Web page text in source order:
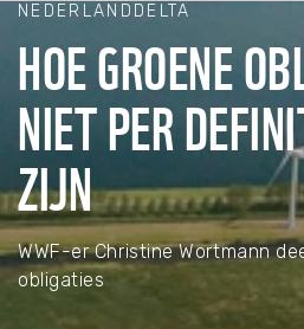
Christine Wortmann
NEDERLANDDELTA
HOE GROENE
NIET PER
ZIJN
WWF-er Christine Wortmann
obligaties
Steun de natuur
Alles over steunen
Actueel
Alle actualiteiten
Ons werk
Alles over het werk van
Contact
Neem contact op